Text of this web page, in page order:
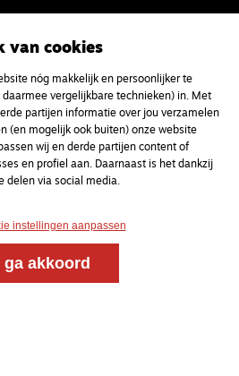
onze gratis
van cookies
nóg makkelijk en persoonlijker te
vergelijkbare technieken) in. Met
partijen informatie over jou verzamelen
(en mogelijk ook buiten) onze website
wij en derde partijen content of
en profiel aan. Daarnaast is het dankzij
delen via social media.
instellingen aanpassen
ga akkoord